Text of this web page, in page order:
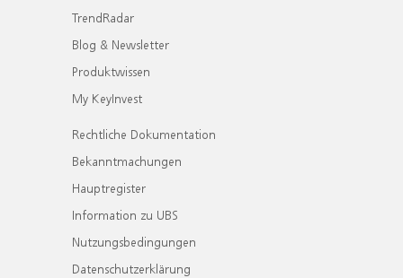
TrendRadar
Blog & Newsletter
Produktwissen
My KeyInvest
Rechtliche Dokumentation
Bekanntmachungen
Hauptregister
Information zu UBS
Nutzungsbedingungen
Datenschutzerklärung